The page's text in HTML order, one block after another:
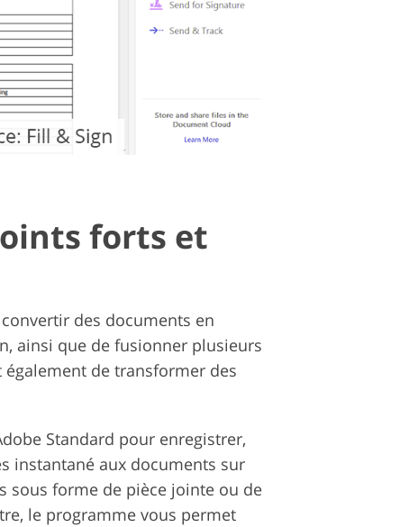
forts et
des documents en
ainsi que de fusionner plusieurs
de transformer des
Standard pour enregistrer,
instantané aux documents sur
sous forme de pièce jointe ou de
le programme vous permet